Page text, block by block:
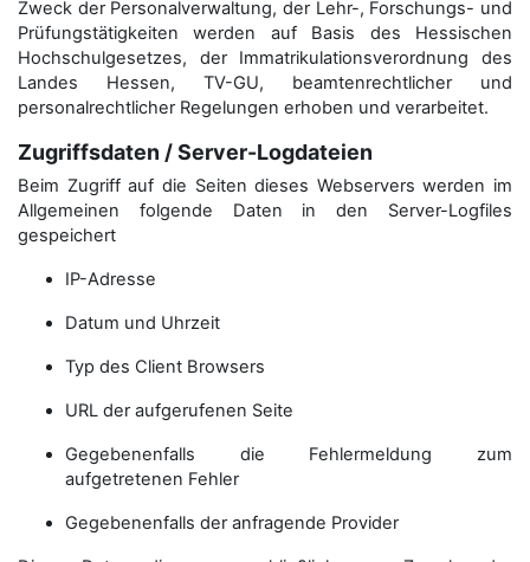
Zweck der Personal­verwaltung, der Lehr-, Forschungs- und
Prüfungstätigkeiten werden auf Basis des Hessischen
Hochschulgesetzes, der Immatrikulations­verordnung des
Landes Hessen, TV-GU, beamtenrechtlicher und
personalrechtlicher Regelungen erhoben und verarbeitet.
Zugriffsdaten / Server-Logdateien
Beim Zugriff auf die Seiten dieses Webservers werden im
Allgemeinen folgende Daten in den Server-Logfiles
gespeichert
IP-Adresse
Datum und Uhrzeit
Typ des Client Browsers
URL der aufgerufenen Seite
Gegebenenfalls die Fehlermeldung zum
aufgetretenen Fehler
Gegebenenfalls der anfragende Provider